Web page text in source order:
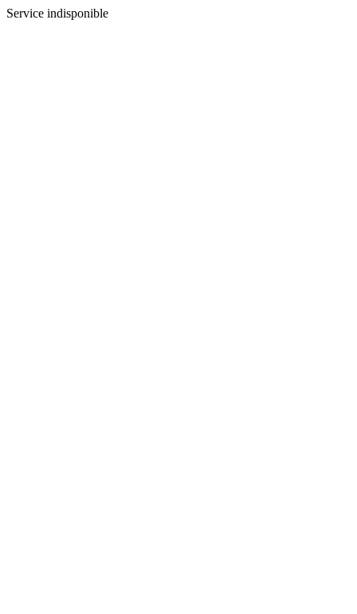
Service indisponible